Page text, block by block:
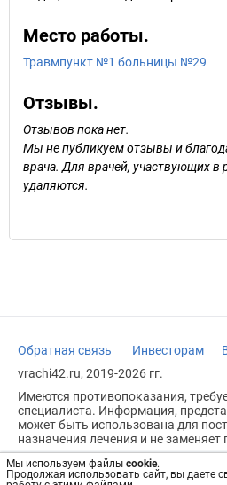
Мы используем файлы cookie.
Продолжая использовать сайт, вы даете
Место работы.
Травмпункт №1 больницы №29
Отзывы.
Отзывов пока нет.
Мы не публикуем отзывы и
врача. Для врачей, участвующих в
удаляются.
Обратная связь Инвесторам
vrachi42.ru, 2019-2026 гг.
Имеются противопоказания,
специалиста. Информация,
может быть использована для
назначения лечения и не заменяет
Возрастное ограничение: 18+